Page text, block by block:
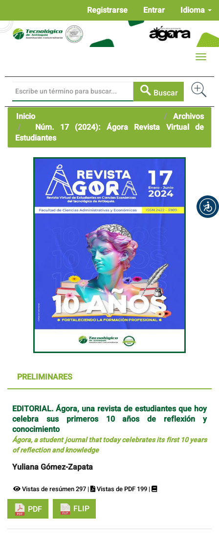
Contenido
principal
Idioma
Registrarse Entrar
Buscar
Toggle
Inicio
Archivos
Núm. 17 (2024): Ágora Revista Virtual de
Estudiantes
PRELIMINARES
EDITORIAL. Ágora, una revista de estudiantes que hoy
celebra sus primeros 10 años de reflexión y
conocimiento
Ágora, a student journal that today celebrates its first 10 years
of reflection and knowledge
Yuliana Gómez-Zapata
Vistas de resúmen 297 | Vistas de PDF 199 |
PDF FLIP